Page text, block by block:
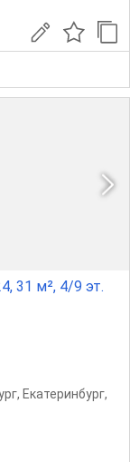
31 м², 4/9 эт.
, Екатеринбург,